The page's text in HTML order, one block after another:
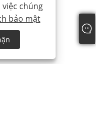
chúng
bảo mật